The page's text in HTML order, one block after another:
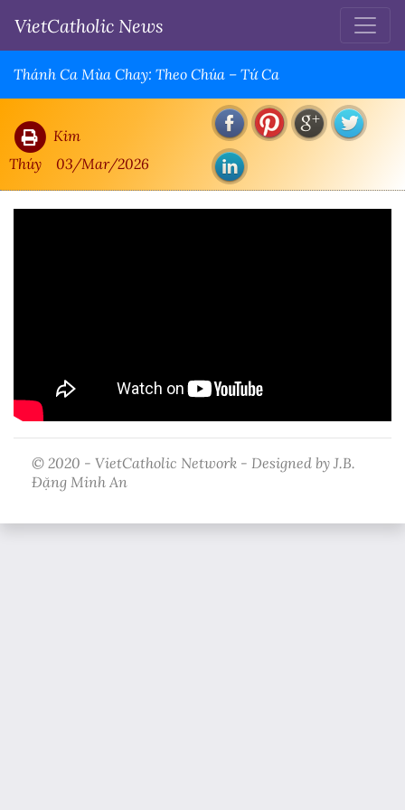
VietCatholic News
Thánh Ca Mùa Chay: Theo Chúa – Tứ Ca
Kim
Thúy
03/Mar/2026
© 2020 - VietCatholic Network - Designed by J.B.
Đặng Minh An